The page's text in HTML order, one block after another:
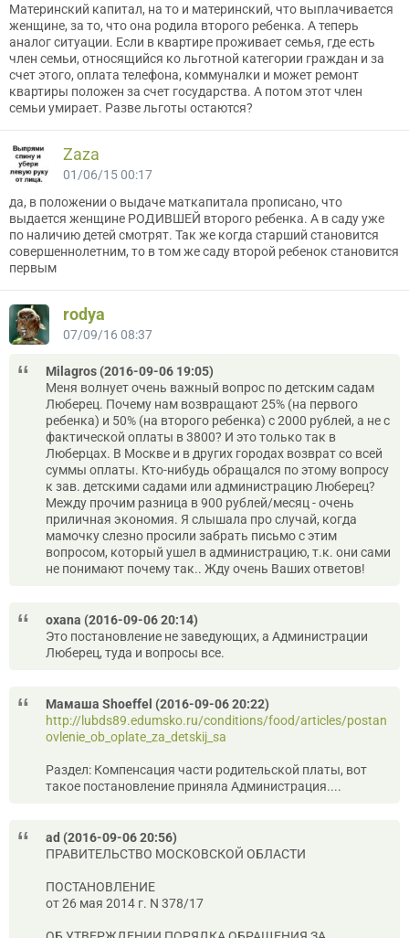
Материнский капитал, на то и материнский, что выплачивается
женщине, за то, что она родила второго ребенка. А теперь
аналог ситуации. Если в квартире проживает семья, где есть
член семьи, относящийся ко льготной категории граждан и за
счет этого, оплата телефона, коммуналки и может ремонт
квартиры положен за счет государства. А потом этот член
семьи умирает. Разве льготы остаются?
Zaza
01/06/15 00:17
да, в положении о выдаче маткапитала прописано, что
выдается женщине РОДИВШЕЙ второго ребенка. А в саду уже
по наличию детей смотрят. Так же когда старший становится
совершеннолетним, то в том же саду второй ребенок становится
первым
rodya
07/09/16 08:37
Milagros (2016-09-06 19:05)
Меня волнует очень важный вопрос по детским садам
Люберец. Почему нам возвращают 25% (на первого
ребенка) и 50% (на второго ребенка) с 2000 рублей, а не с
фактической оплаты в 3800? И это только так в
Люберцах. В Москве и в других городах возврат со всей
суммы оплаты. Кто-нибудь обращался по этому вопросу
к зав. детскими садами или администрацию Люберец?
Между прочим разница в 900 рублей/месяц - очень
приличная экономия. Я слышала про случай, когда
мамочку слезно просили забрать письмо с этим
вопросом, который ушел в администрацию, т.к. они сами
не понимают почему так.. Жду очень Ваших ответов!
oxana (2016-09-06 20:14)
Это постановление не заведующих, а Администрации
Люберец, туда и вопросы все.
Мамаша Shoeffel (2016-09-06 20:22)
http://lubds89.edumsko.ru/conditions/food/articles/postan
ovlenie_ob_oplate_za_detskij_sa
Раздел: Компенсация части родительской платы, вот
такое постановление приняла Администрация....
ad (2016-09-06 20:56)
ПРАВИТЕЛЬСТВО МОСКОВСКОЙ ОБЛАСТИ
ПОСТАНОВЛЕНИЕ
от 26 мая 2014 г. N 378/17